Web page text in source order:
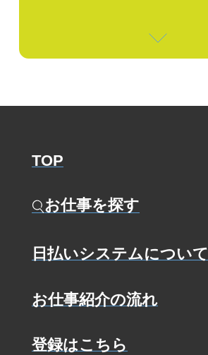
TOP
お仕事を探す
日払いシステムについて
お仕事紹介の流れ
登録はこちら